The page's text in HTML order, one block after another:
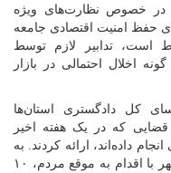
در خصوص نظارت‌های ویژه
حفظ امنیت اقتصادی جامعه
است، تدابیر لازم توسط
اخلال احتمالی در بازار
کل دادگستری استان‌ها
که در یک هفته اخیر
داده‌اند، ارائه کردند. به
عنوان نمونه گزارش شد که در استان بوشهر با اقدام به موقع مردم، ۱۰